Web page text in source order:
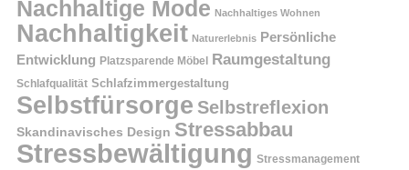
Nachhaltige Mode Nachhaltiges Wohnen
Nachhaltigkeit Naturerlebnis Persönliche
Entwicklung Platzsparende Möbel Raumgestaltung
Schlafqualität Schlafzimmergestaltung
Selbstfürsorge Selbstreflexion
Skandinavisches Design Stressabbau
Stressbewältigung Stressmanagement